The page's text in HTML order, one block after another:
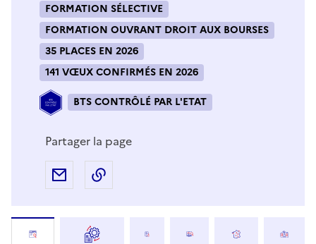
FORMATION SÉLECTIVE
FORMATION OUVRANT DROIT AUX BOURSES
35 PLACES EN 2026
141 VŒUX CONFIRMÉS EN 2026
BTS CONTRÔLÉ PAR L'ETAT
Partager la page
Partager par e-mail